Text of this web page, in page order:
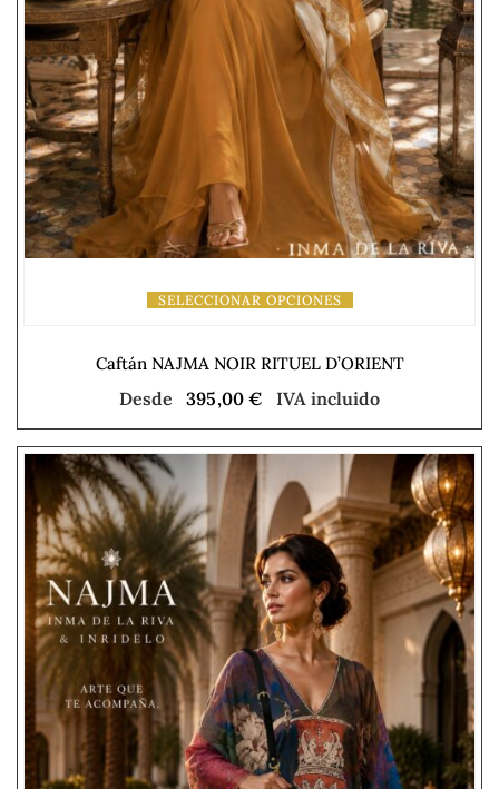
SELECCIONAR OPCIONES
Caftán NAJMA NOIR RITUEL D’ORIENT
Desde 395,00 € IVA incluido